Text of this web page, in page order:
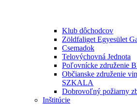
Klub dôchodcov
Zöldfaliget Egyesület
Csemadok
Telovýchovná Jednota
Poľovnícke združenie
Občianske združenie
SZKALA
Dobrovoľný požiarny
Inštitúcie